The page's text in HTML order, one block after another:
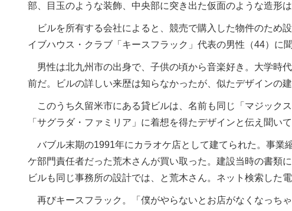
部、目玉のような装飾、中央部に突き出た仮面のような造形
ビルを所有する会社によると、競売で購入した物件のため
イブハウス・クラブ「キースフラック」代表の男性（44）に
男性は北九州市の出身で、子供の頃から音楽好き。大学時
前だ。ビルの詳しい来歴は知らなかったが、似たデザインの
このうち久留米市にある貸ビルは、名前も同じ「マジック
「サグラダ・ファミリア」に着想を得たデザインと伝え聞いて
バブル末期の1991年にカラオケ店として建てられた。事業
ケ部門責任者だった荒木さんが買い取った。建設当時の書類
ビルも同じ事務所の設計では、と荒木さん。ネット検索した
再びキースフラック。「僕がやらないとお店がなくなっち